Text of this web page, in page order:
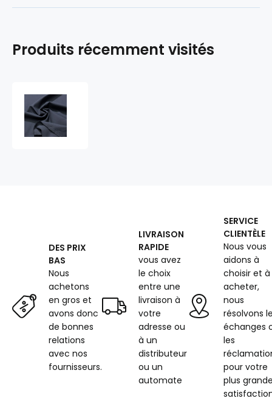
Produits récemment visités
cm,
DES PRIX
BAS
Nous
achetons
en gros et
avons donc
de bonnes
relations
avec nos
fournisseurs.
LIVRAISON
RAPIDE
vous avez
le choix
entre une
livraison à
votre
adresse ou
à un
distributeur
ou un
automate
SERVICE
CLIENTÈLE
Nous vous
aidons à
choisir et à
acheter,
nous
résolvons
échanges
les
pour votre
plus